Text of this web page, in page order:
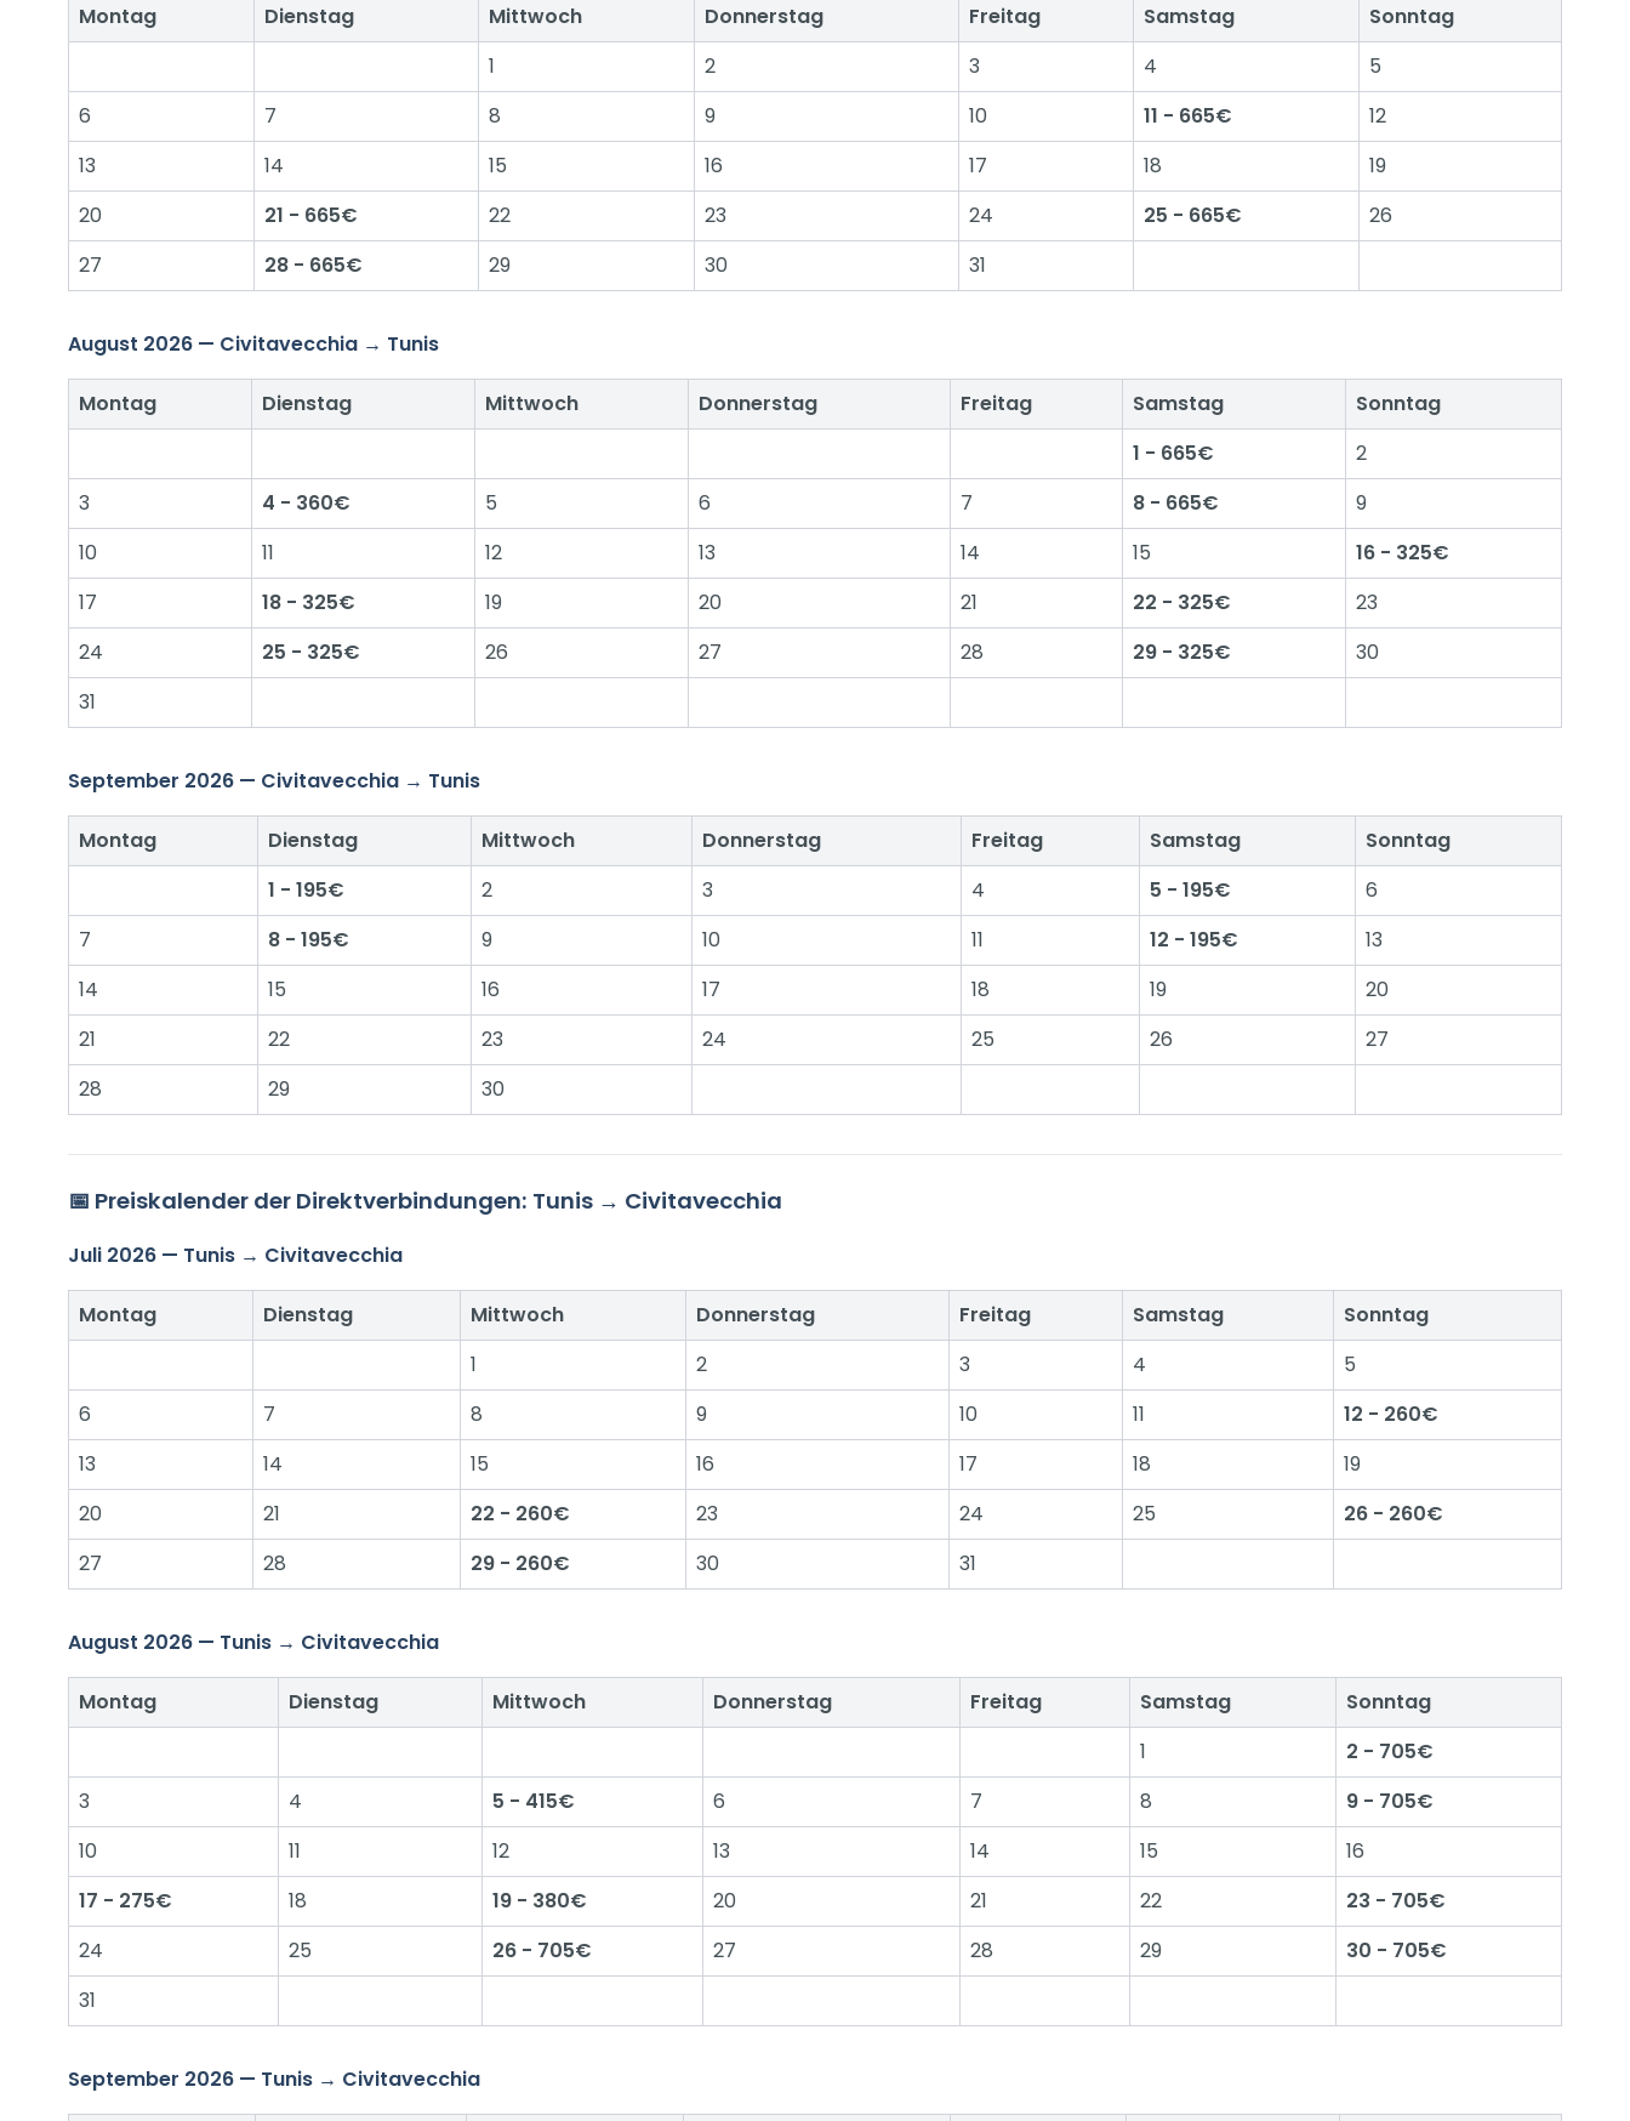
Montag Dienstag Mittwoch Donnerstag Freitag Samstag
Sonntag
1
2 3 4
5
6
7 8 9 10 11 - 665€
12
13
14 15 16 17 18
19
20
21 - 665€ 22 23 24 25 - 665€
26
27
28 - 665€ 29 30 31
August 2026 — Civitavecchia → Tunis
Montag Dienstag Mittwoch Donnerstag Freitag Samstag
Sonntag
1 - 665€
2
3
4 - 360€ 5 6 7 8 - 665€
9
10
11 12 13 14 15
16 - 325€
17
18 - 325€ 19 20 21 22 - 325€
23
24
25 - 325€ 26 27 28 29 - 325€
30
31
September 2026 — Civitavecchia → Tunis
Montag Dienstag Mittwoch Donnerstag Freitag Samstag
Sonntag
1 - 195€
2 3 4 5 - 195€
6
7
8 - 195€ 9 10 11 12 - 195€
13
14
15 16 17 18 19
20
21
22 23 24 25 26
27
28
29 30
📅 Preiskalender der Direktverbindungen: Tunis → Civitavecchia
Juli 2026 — Tunis → Civitavecchia
Montag Dienstag Mittwoch Donnerstag Freitag Samstag
Sonntag
1
2 3 4
5
6
7 8 9 10 11
12 - 260€
13
14 15 16 17 18
19
20
21 22 - 260€ 23 24 25
26 - 260€
27
28 29 - 260€ 30 31
August 2026 — Tunis → Civitavecchia
Montag Dienstag Mittwoch Donnerstag Freitag Samstag
Sonntag
1
2 - 705€
3
4 5 - 415€ 6 7 8
9 - 705€
10
11 12 13 14 15
16
17 - 275€
18 19 - 380€ 20 21 22
23 - 705€
24
25 26 - 705€ 27 28 29
30 - 705€
31
September 2026 — Tunis → Civitavecchia